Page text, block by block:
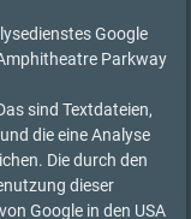
Google
Parkway
sind Textdateien,
die eine Analyse
Die durch den
dieser
Google in den USA